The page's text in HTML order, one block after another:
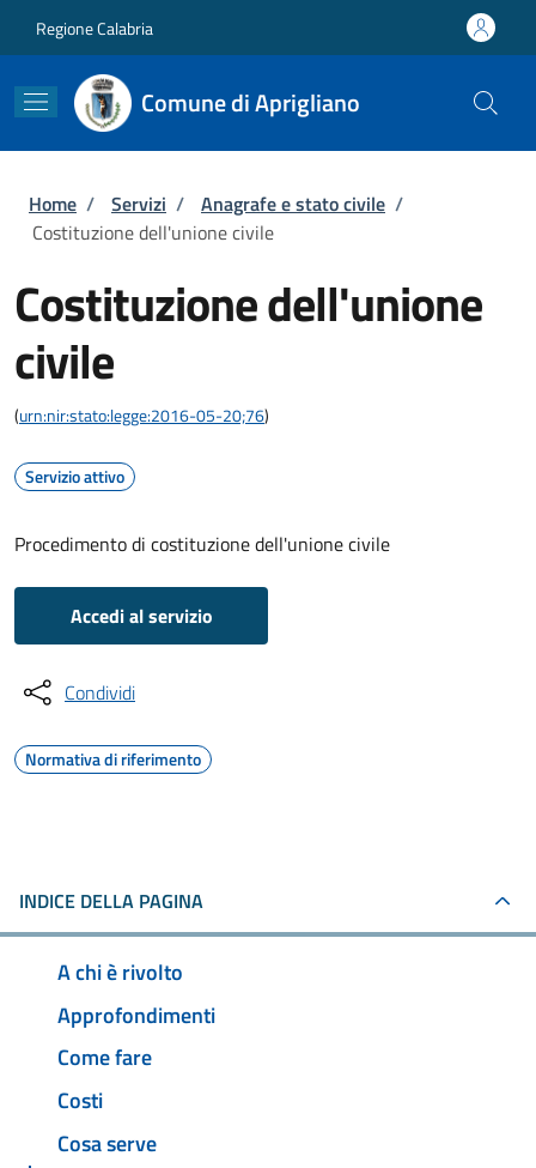
Regione Calabria
Comune di Aprigliano
Briciole di pane
Home / Servizi / Anagrafe e stato civile /
Costituzione dell'unione civile
Costituzione dell'unione
civile
(urn:nir:stato:legge:2016-05-20;76)
Servizio attivo
Procedimento di costituzione dell'unione civile
Accedi al servizio
Condividi
Normativa di riferimento
INDICE DELLA PAGINA
A chi è rivolto
Approfondimenti
Come fare
Costi
Cosa serve